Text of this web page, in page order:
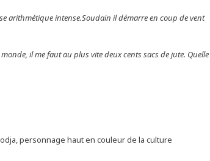
arithmétique intense.Soudain il démarre en coup de vent
il me faut au plus vite deux cents sacs de jute. Quelle
personnage haut en couleur de la culture